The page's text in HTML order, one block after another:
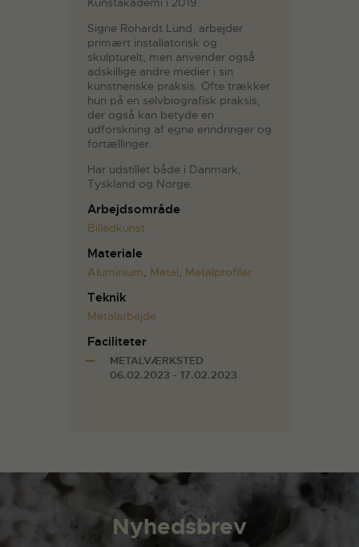
Signe Rohardt Lund arbejder
primært installatorisk og
skulpturelt, men anvender også
adskillige andre medier i sin
kunstneriske praksis. Ofte trækker
hun på en selvbiografisk praksis,
der også kan betyde en
udforskning af egne erindringer og
fortællinger.
Har udstillet både i Danmark,
Tyskland og Norge.
Arbejdsområde
Billedkunst
Materiale
Aluminium, Metal, Metalprofiler
Teknik
Metalarbejde
Faciliteter
METALVÆRKSTED
06.02.2023 - 17.02.2023
Nyhedsbrev